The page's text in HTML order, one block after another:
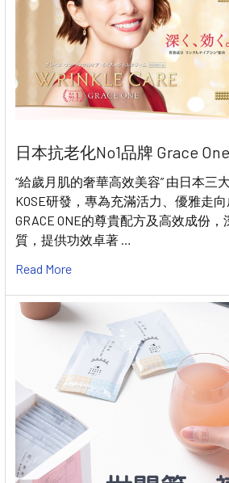
日本抗老化No1品牌 Grace One
“給歲月肌的奢華高效美容” 由日本三
KOSE研發，專為充滿活力、優雅走
GRACE ONE的尊貴配方及高效成份
質，提供功效卓著 …
Read More